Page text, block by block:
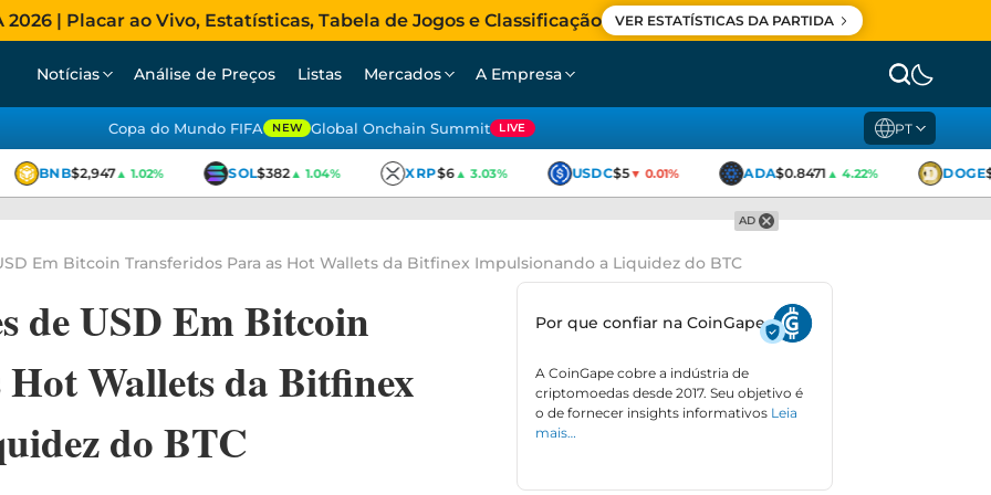
| Placar ao Vivo, Estatísticas, Tabela de Jogos e Classificação VER ESTATÍSTICAS DA PARTIDA
Notícias Análise de Preços Listas Mercados A Empresa
Copa do Mundo FIFA NEW Global Onchain Summit LIVE PT
BNB$2,947▲ 1.02% SOL$382▲ 1.04% XRP$6▲ 3.03% USDC$5▼ 0.01% ADA$0.8471▲ 4.22% DOGE
AD
Em Bitcoin Transferidos Para as Hot Wallets da Bitfinex Impulsionando a Liquidez do BTC
de USD Em Bitcoin
Wallets da Bitfinex
do BTC
Por que confiar na CoinGape
A CoinGape cobre a indústria de
criptomoedas desde 2017. Seu objetivo é
o de fornecer insights informativos Leia
mais…